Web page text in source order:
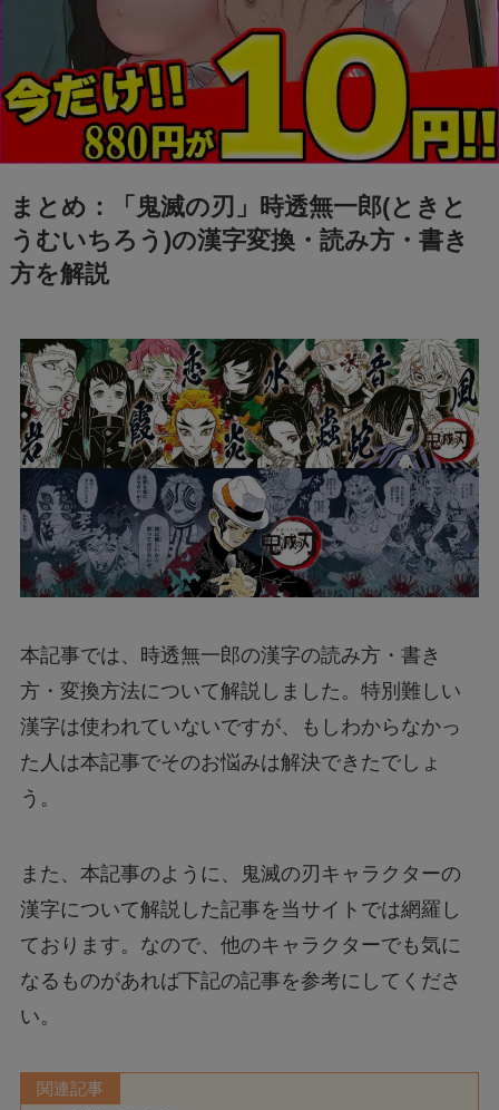
まとめ：「鬼滅の刃」時透無一郎(ときと
うむいちろう)の漢字変換・読み方・書き
方を解説
本記事では、時透無一郎の漢字の読み方・書き
方・変換方法について解説しました。特別難しい
漢字は使われていないですが、もしわからなかっ
た人は本記事でそのお悩みは解決できたでしょ
う。
また、本記事のように、鬼滅の刃キャラクターの
漢字について解説した記事を当サイトでは網羅し
ております。なので、他のキャラクターでも気に
なるものがあれば下記の記事を参考にしてくださ
い。
関連記事